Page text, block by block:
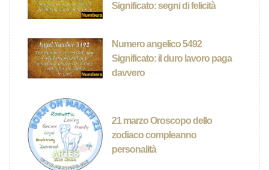
Significato: segni di felicità
Numero angelico 5492
Significato: il duro lavoro paga
davvero
21 marzo Oroscopo dello
zodiaco compleanno
personalità